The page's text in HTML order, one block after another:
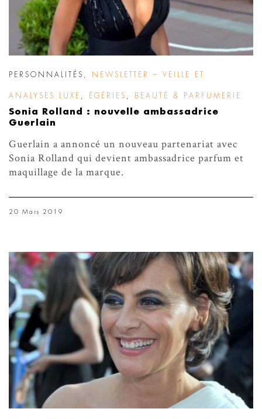
PERSONNALITÉS NEWSLETTER – VEILLE ET
ANALYSES LUXE ÉGÉRIES BEAUTÉ & PARFUMERIE
Sonia Rolland : nouvelle ambassadrice
Guerlain
Guerlain a annoncé un nouveau partenariat avec
Sonia Rolland qui devient ambassadrice parfum et
maquillage de la marque.
20 Mars 2019